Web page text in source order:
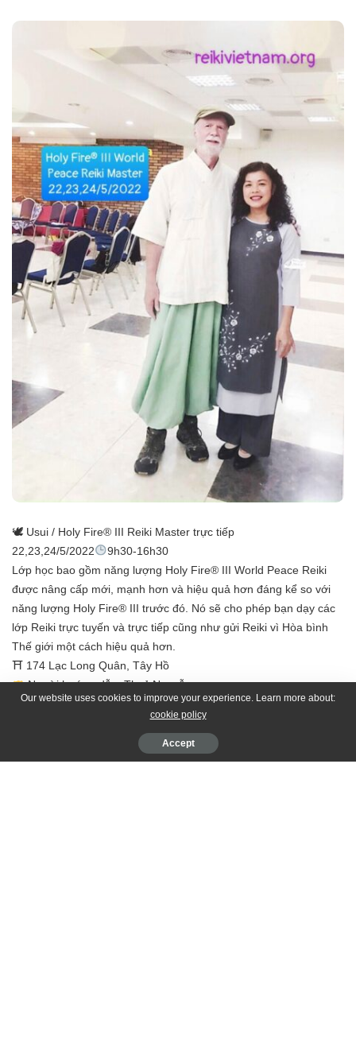
🕊 Usui / Holy Fire® III Reiki Master trực tiếp
22,23,24/5/2022
9h30-16h30
Lớp học bao gồm năng lượng Holy Fire® III World Peace Reiki
được nâng cấp mới, mạnh hơn và hiệu quả hơn đáng kể so với
năng lượng Holy Fire® III trước đó. Nó sẽ cho phép bạn dạy các
lớp Reiki trực tuyến và trực tiếp cũng như gửi Reiki vì Hòa bình
Thế giới một cách hiệu quả hơn.
⛩ 174 Lạc Long Quân, Tây Hồ
Người hướng dẫn: Thuỷ Nguyễn
Được Thầy William Lee Rand trực tiếp hướng dẫn từ T10/2019
Our website uses cookies to improve your experience. Learn more about:
cookie policy
Accept